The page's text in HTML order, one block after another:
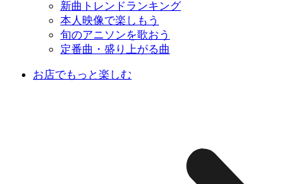
新曲トレンドランキング
本人映像で楽しもう
旬のアニソンを歌おう
定番曲・盛り上がる曲
お店でもっと楽しむ